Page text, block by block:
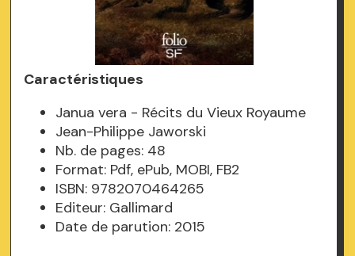
Caractéristiques
Janua vera - Récits du Vieux Royaume
Jean-Philippe Jaworski
Nb. de pages: 48
Format: Pdf, ePub, MOBI, FB2
ISBN: 9782070464265
Editeur: Gallimard
Date de parution: 2015